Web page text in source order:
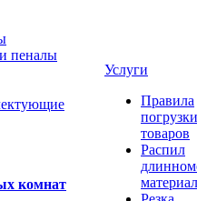
пеналы
комнат
Услуги
Правила
погрузки
товаров
Распил